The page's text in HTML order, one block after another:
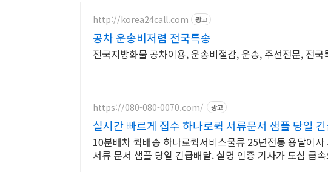
http://korea24call.com 광고
공차 운송비저렴 전국특송
전국지방화물 공차이용, 운송비절감, 운송, 주선전문, 전
https://080-080-0070.com/ 광고
실시간 빠르게 접수 하나로퀵 서류문서 샘플 당일
10분배차 퀵배송 하나로퀵서비스물류 25년전통 용달이
서류 문서 샘플 당일 긴급배달. 실명 인증 기사가 도심 급